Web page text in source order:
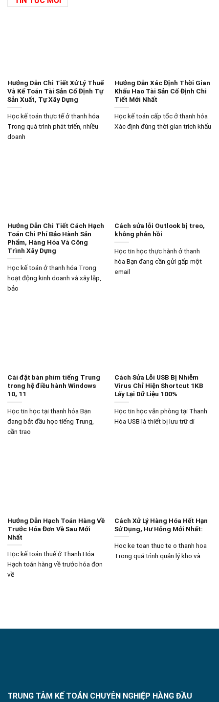
Hướng Dẫn Chi Tiết Xử Lý Thuế
Và Kế Toán Tài Sản Cố Định Tự
Sản Xuất, Tự Xây Dựng
Học kế toán thực tế ở thanh hóa
Trong quá trình phát triển, nhiều
doanh
Hướng Dẫn Xác Định Thời Gian
Khấu Hao Tài Sản Cố Định Chi
Tiết Mới Nhất
Học kế toán cấp tốc ở thanh hóa
Xác định đúng thời gian trích khấu
Hướng Dẫn Chi Tiết Cách Hạch
Toán Chi Phí Bảo Hành Sản
Phẩm, Hàng Hóa Và Công
Trình Xây Dựng
Học kế toán ở thanh hóa Trong
hoạt động kinh doanh và xây lắp,
bảo
Cách sửa lỗi Outlook bị treo,
không phản hồi
Học tin học thực hành ở thanh
hóa Bạn đang cần gửi gấp một
email
Cài đặt bàn phím tiếng Trung
trong hệ điều hành Windows
10, 11
Học tin học tại thanh hóa Bạn
đang bắt đầu học tiếng Trung,
cần trao
Cách Sửa Lỗi USB Bị Nhiễm
Virus Chỉ Hiện Shortcut 1KB
Lấy Lại Dữ Liệu 100%
Học tin học văn phòng tại Thanh
Hóa USB là thiết bị lưu trữ di
Hướng Dẫn Hạch Toán Hàng Về
Trước Hóa Đơn Về Sau Mới
Nhất
Học kế toán thuế ở Thanh Hóa
Hạch toán hàng về trước hóa đơn
về
Cách Xử Lý Hàng Hóa Hết Hạn
Sử Dụng, Hư Hỏng Mới Nhất:
Hoc ke toan thuc te o thanh hoa
Trong quá trình quản lý kho và
TRUNG TÂM KẾ TOÁN CHUYÊN NGHIỆP HÀNG ĐẦU